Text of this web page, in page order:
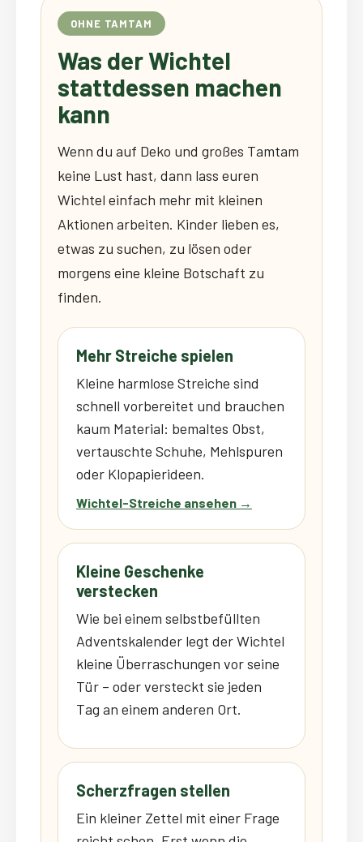
OHNE TAMTAM
Was der Wichtel
stattdessen machen
kann
Wenn du auf Deko und großes Tamtam
keine Lust hast, dann lass euren
Wichtel einfach mehr mit kleinen
Aktionen arbeiten. Kinder lieben es,
etwas zu suchen, zu lösen oder
morgens eine kleine Botschaft zu
finden.
Mehr Streiche spielen
Kleine harmlose Streiche sind
schnell vorbereitet und brauchen
kaum Material: bemaltes Obst,
vertauschte Schuhe, Mehlspuren
oder Klopapierideen.
Wichtel-Streiche ansehen →
Kleine Geschenke
verstecken
Wie bei einem selbstbefüllten
Adventskalender legt der Wichtel
kleine Überraschungen vor seine
Tür – oder versteckt sie jeden
Tag an einem anderen Ort.
Scherzfragen stellen
Ein kleiner Zettel mit einer Frage